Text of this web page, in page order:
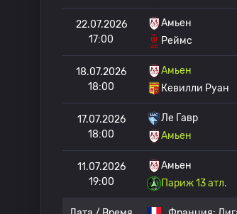
22.07.2026
17:00
Амьен
Реймс
18.07.2026
18:00
Амьен
Кевилли Руан
17.07.2026
18:00
Ле Гавр
Амьен
11.07.2026
19:00
Амьен
Париж 13 атл.